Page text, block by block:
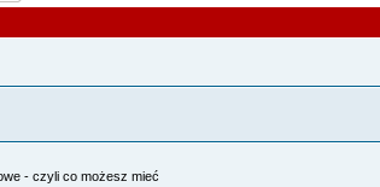
- czyli co możesz mieć